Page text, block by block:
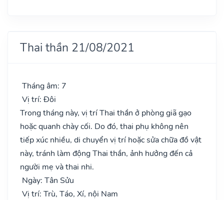
Thai thần 21/08/2021
Tháng âm: 7
Vị trí: Đôi
Trong tháng này, vị trí Thai thần ở phòng giã gạo
hoặc quanh chày cối. Do đó, thai phụ không nên
tiếp xúc nhiều, di chuyển vị trí hoặc sửa chữa đồ vật
này, tránh làm động Thai thần, ảnh hưởng đến cả
người mẹ và thai nhi.
Ngày: Tân Sửu
Vị trí: Trù, Táo, Xí, nội Nam